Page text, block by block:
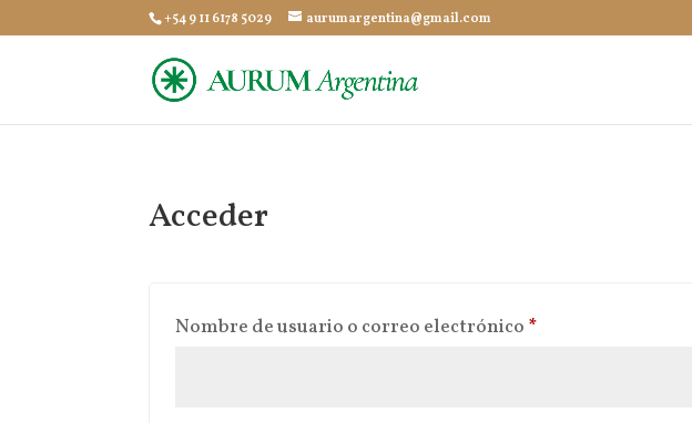
+54 9 11 6178 5029 aurumargentina@gmail.com
Acceder
Nombre de usuario o correo electrónico *Obligatorio